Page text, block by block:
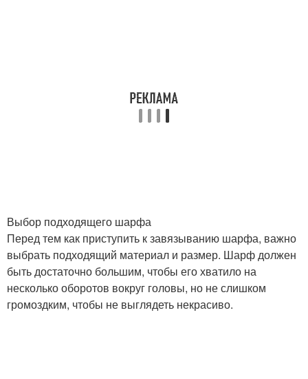
Выбор подходящего шарфа
Перед тем как приступить к завязыванию шарфа, важно
выбрать подходящий материал и размер. Шарф должен
быть достаточно большим, чтобы его хватило на
несколько оборотов вокруг головы, но не слишком
громоздким, чтобы не выглядеть некрасиво.